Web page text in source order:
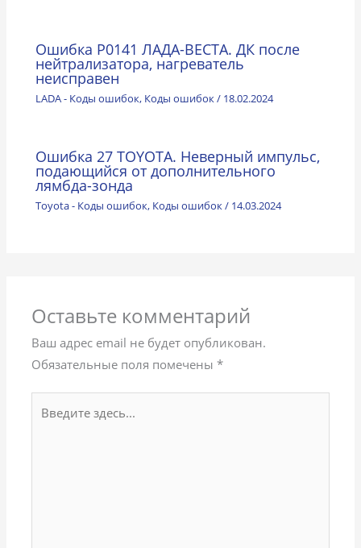
Ошибка P0141 ЛАДА-ВЕСТА. ДК после
нейтрализатора, нагреватель
неисправен
LADA - Коды ошибок, Коды ошибок/ 18.02.2024
Ошибка 27 TOYOTA. Неверный импульс,
подающийся от дополнительного
лямбда-зонда
Toyota - Коды ошибок, Коды ошибок/ 14.03.2024
Оставьте комментарий
Ваш адрес email не будет опубликован.
Обязательные поля помечены*
здесь...